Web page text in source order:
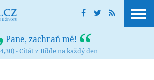
Pane, zachraň mě!
-Citát z Bible na každý den